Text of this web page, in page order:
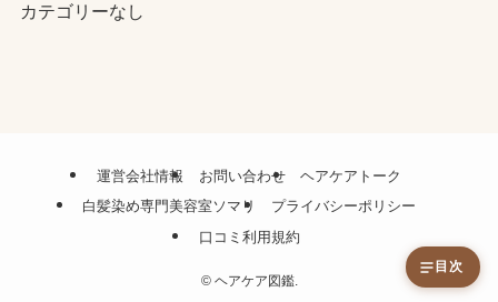
カテゴリーなし
運営会社情報 お問い合わせ
ヘアケアトーク
白髪染め専門美容室ソマリ
プライバシーポリシー
口コミ利用規約
©ヘアケア図鑑.
目次